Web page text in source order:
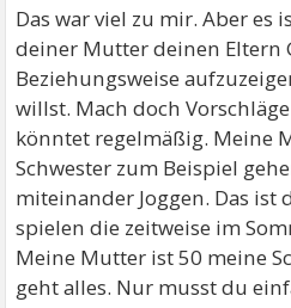
Das war viel zu mir. Aber es
deiner Mutter deinen Eltern
Beziehungsweise
willst. Mach doch
könntet regelmäßig. Meine
Schwester zum Beispiel
miteinander Joggen. Das ist
spielen die zeitweise im
Meine Mutter ist 50 meine
geht alles. Nur musst du